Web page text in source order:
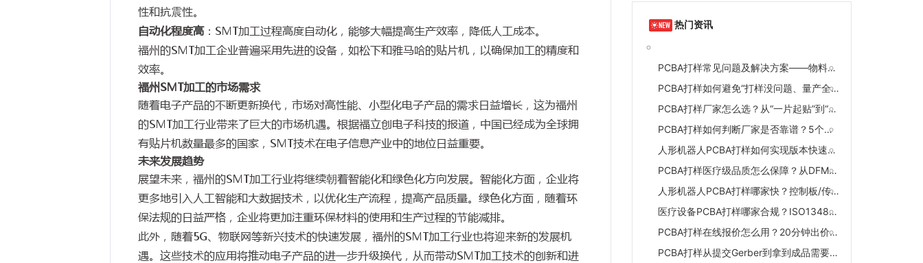
性和抗震性。
自动化程度高：SMT加工过程高度自动化，能够大幅提高生产效率，降低人工成本。
福州的SMT加工企业普遍采用先进的设备，如松下和雅马哈的贴片机，以确保加工的精度和
效率。
福州SMT加工的市场需求
随着电子产品的不断更新换代，市场对高性能、小型化电子产品的需求日益增长，这为福州
的SMT加工行业带来了巨大的市场机遇。根据福立创电子科技的报道，中国已经成为全球拥
有贴片机数量最多的国家，SMT技术在电子信息产业中的地位日益重要。
未来发展趋势
展望未来，福州的SMT加工行业将继续朝着智能化和绿色化方向发展。智能化方面，企业将
更多地引入人工智能和大数据技术，以优化生产流程，提高产品质量。绿色化方面，随着环
保法规的日益严格，企业将更加注重环保材料的使用和生产过程的节能减排。
此外，随着5G、物联网等新兴技术的快速发展，福州的SMT加工行业也将迎来新的发展机
遇。这些技术的应用将推动电子产品的进一步升级换代，从而带动SMT加工技术的创新和进
热门资讯
PCBA打样常见问题及解决方案——物料错配、焊接不良、交期延误一次讲清
PCBA打样如何避免“打样没问题、量产全翻车”？工艺参数直传是关键
PCBA打样厂家怎么选？从“一片起贴”到“全流程检测”的完整评估清单
PCBA打样如何判断厂家是否靠谱？5个问题快速筛选供应商
人形机器人PCBA打样如何实现版本快速切换？多品种试制的柔性制造方案
PCBA打样医疗级品质怎么保障？从DFM到X-Ray的全流程管控
人形机器人PCBA打样哪家快？控制板/传感器板一片起贴厂家推荐
医疗设备PCBA打样哪家合规？ISO13485认证+全流程追溯厂家推荐
PCBA打样在线报价怎么用？20分钟出价、实时查进度的数字化服务体验
PCBA打样从提交Gerber到拿到成品需要几天？3-5天交付的厂家推荐